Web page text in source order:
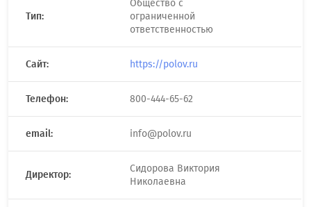
Тип:
Общество с
ограниченной
ответственностью
Сайт: https://polov.ru
Телефон: 800-444-65-62
email: info@polov.ru
Директор:
Сидорова Виктория
Николаевна